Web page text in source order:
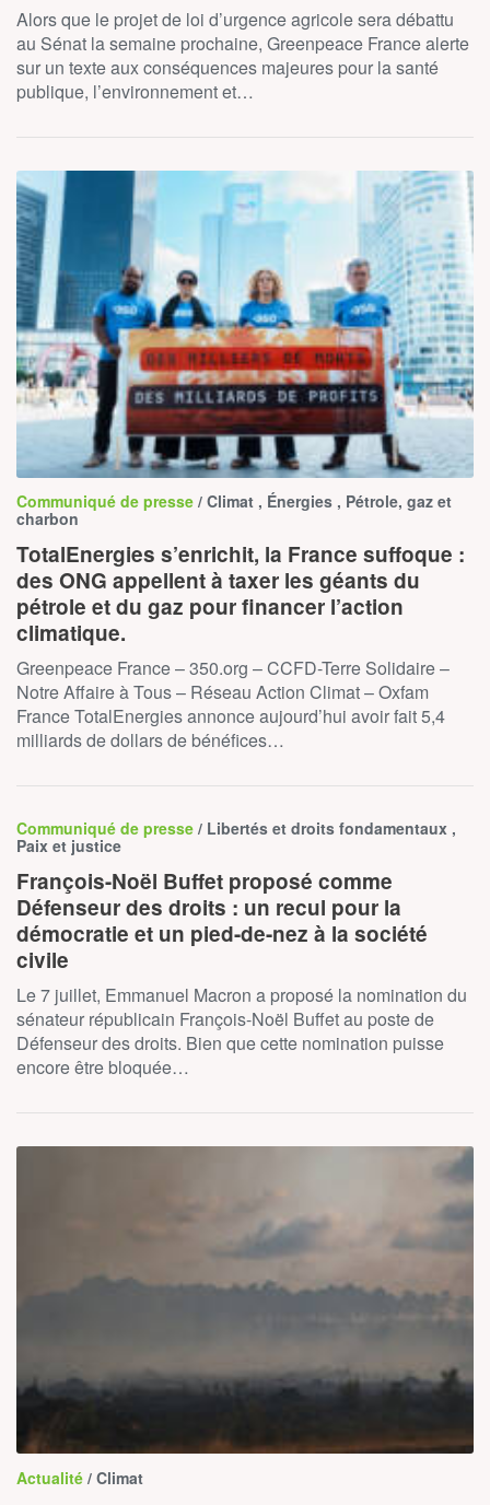
Alors que le projet de loi d’urgence agricole sera débattu
au Sénat la semaine prochaine, Greenpeace France alerte
sur un texte aux conséquences majeures pour la santé
publique, l’environnement et…
Communiqué de presse / Climat , Énergies , Pétrole, gaz et
charbon
TotalEnergies s’enrichit, la France suffoque :
des ONG appellent à taxer les géants du
pétrole et du gaz pour financer l’action
climatique.
Greenpeace France – 350.org – CCFD-Terre Solidaire –
Notre Affaire à Tous – Réseau Action Climat – Oxfam
France TotalEnergies annonce aujourd’hui avoir fait 5,4
milliards de dollars de bénéfices…
Communiqué de presse / Libertés et droits fondamentaux ,
Paix et justice
François-Noël Buffet proposé comme
Défenseur des droits : un recul pour la
démocratie et un pied-de-nez à la société
civile
Le 7 juillet, Emmanuel Macron a proposé la nomination du
sénateur républicain François-Noël Buffet au poste de
Défenseur des droits. Bien que cette nomination puisse
encore être bloquée…
Actualité / Climat